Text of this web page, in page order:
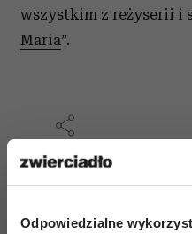
Odpowiedzialne
wszystkim z reżyserii i
Maria”.